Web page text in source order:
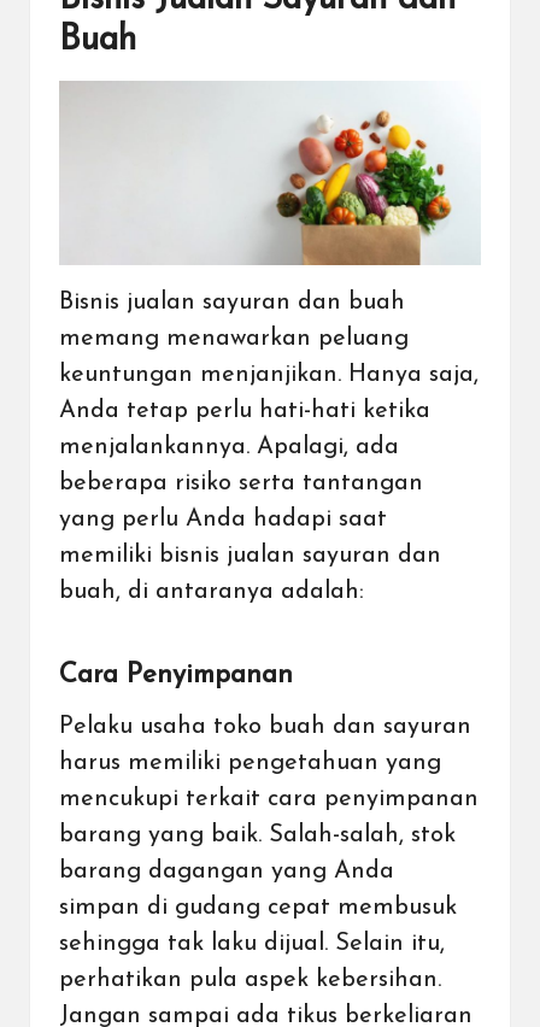
Buah
Bisnis jualan sayuran dan buah
memang menawarkan peluang
keuntungan menjanjikan. Hanya saja,
Anda tetap perlu hati-hati ketika
menjalankannya. Apalagi, ada
beberapa risiko serta tantangan
yang perlu Anda hadapi saat
memiliki bisnis jualan sayuran dan
buah, di antaranya adalah:
Cara Penyimpanan
Pelaku usaha toko buah dan sayuran
harus memiliki pengetahuan yang
mencukupi terkait cara penyimpanan
barang yang baik. Salah-salah, stok
barang dagangan yang Anda
simpan di gudang cepat membusuk
sehingga tak laku dijual. Selain itu,
perhatikan pula aspek kebersihan.
Jangan sampai ada tikus berkeliaran